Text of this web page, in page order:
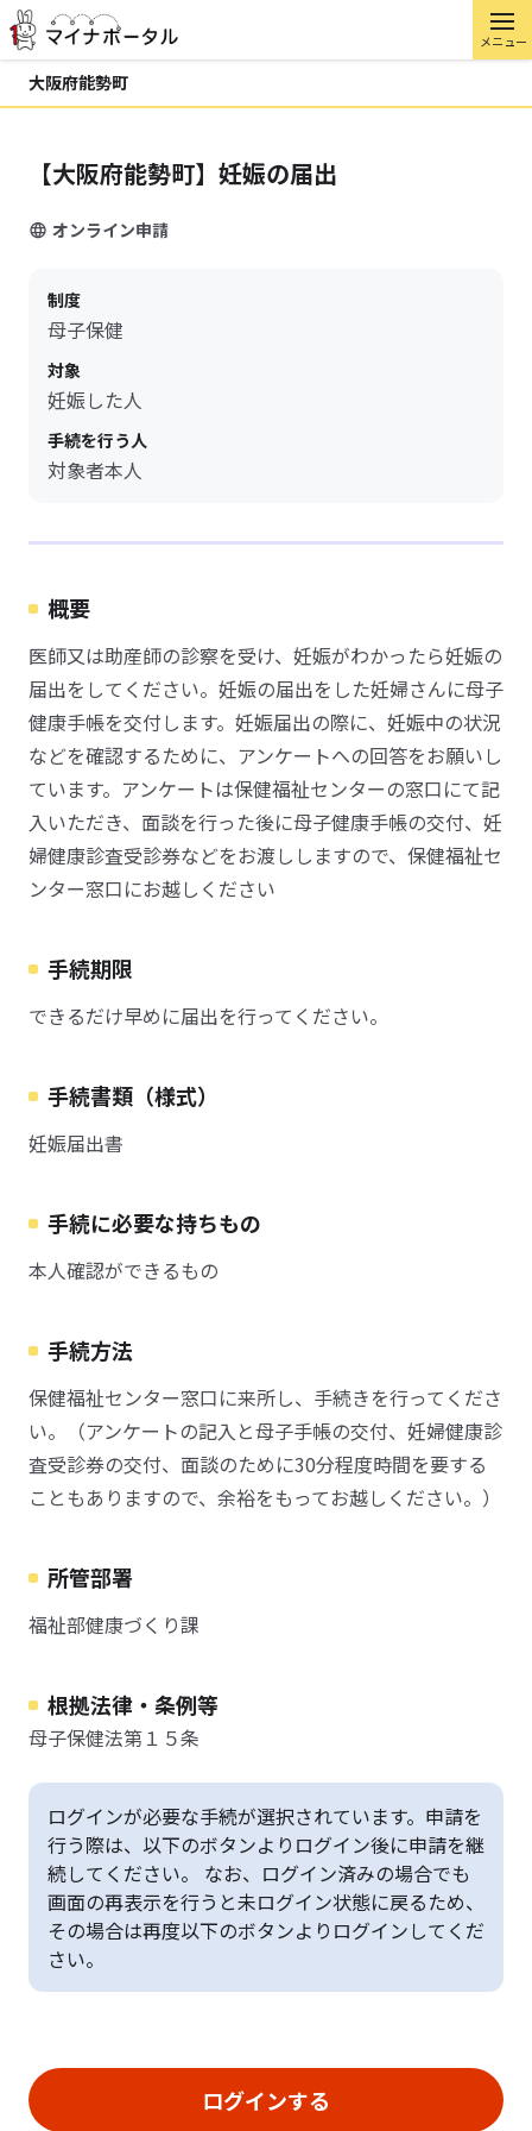
メニュー
大阪府能勢町
【大阪府能勢町】妊娠の届出
オンライン申請
制度
母子保健
対象
妊娠した人
手続を行う人
対象者本人
概要
医師又は助産師の診察を受け、妊娠がわかったら妊娠の
届出をしてください。妊娠の届出をした妊婦さんに母子
健康手帳を交付します。妊娠届出の際に、妊娠中の状況
などを確認するために、アンケートへの回答をお願いし
ています。アンケートは保健福祉センターの窓口にて記
入いただき、面談を行った後に母子健康手帳の交付、妊
婦健康診査受診券などをお渡ししますので、保健福祉セ
ンター窓口にお越しください
手続期限
できるだけ早めに届出を行ってください。
手続書類（様式）
妊娠届出書
手続に必要な持ちもの
本人確認ができるもの
手続方法
保健福祉センター窓口に来所し、手続きを行ってくださ
い。（アンケートの記入と母子手帳の交付、妊婦健康診
査受診券の交付、面談のために30分程度時間を要する
こともありますので、余裕をもってお越しください。）
所管部署
福祉部健康づくり課
根拠法律・条例等
母子保健法第１５条
ログインが必要な手続が選択されています。申請を
行う際は、以下のボタンよりログイン後に申請を継
続してください。 なお、ログイン済みの場合でも
画面の再表示を行うと未ログイン状態に戻るため、
その場合は再度以下のボタンよりログインしてくだ
さい。